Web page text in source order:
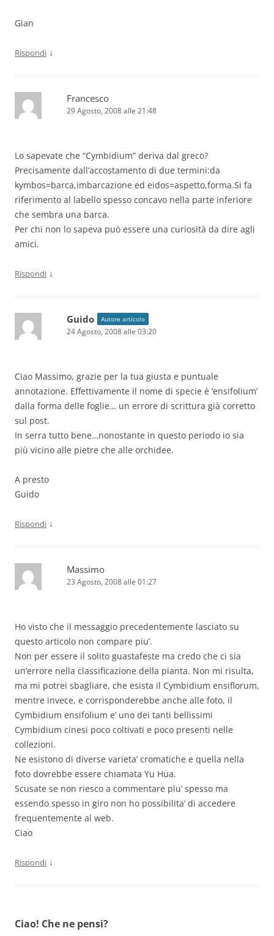
Gian
Rispondi ↓
Francesco
29 Agosto, 2008 alle 21:48
Lo sapevate che “Cymbidium” deriva dal greco?
Precisamente dall’accostamento di due termini:da
kymbos=barca,imbarcazione ed eidos=aspetto,forma.Si fa
riferimento al labello spesso concavo nella parte inferiore
che sembra una barca.
Per chi non lo sapeva può essere una curiosità da dire agli
amici.
Rispondi ↓
Guido Autore articolo
24 Agosto, 2008 alle 03:20
Ciao Massimo, grazie per la tua giusta e puntuale
annotazione. Effettivamente il nome di specie è ‘ensifolium’
dalla forma delle foglie… un errore di scrittura già corretto
sul post.
In serra tutto bene…nonostante in questo periodo io sia
più vicino alle pietre che alle orchidee.
A presto
Guido
Rispondi ↓
Massimo
23 Agosto, 2008 alle 01:27
Ho visto che il messaggio precedentemente lasciato su
questo articolo non compare piu’.
Non per essere il solito guastafeste ma credo che ci sia
un’errore nella classificazione della pianta. Non mi risulta,
ma mi potrei sbagliare, che esista il Cymbidium ensiflorum,
mentre invece, e corrisponderebbe anche alle foto, il
Cymbidium ensifolium e’ uno dei tanti bellissimi
Cymbidium cinesi poco coltivati e poco presenti nelle
collezioni.
Ne esistono di diverse varieta’ cromatiche e quella nella
foto dovrebbe essere chiamata Yu Hua.
Scusate se non riesco a commentare piu’ spesso ma
essendo spesso in giro non ho possibilita’ di accedere
frequentemente al web.
Ciao
Rispondi ↓
Ciao! Che ne pensi?